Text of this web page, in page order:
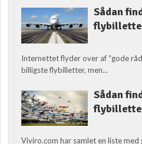
Sådan
Internettet flyder over af “gode
billigste flybilletter, men...
Sådan
Viviro.com har samlet en liste